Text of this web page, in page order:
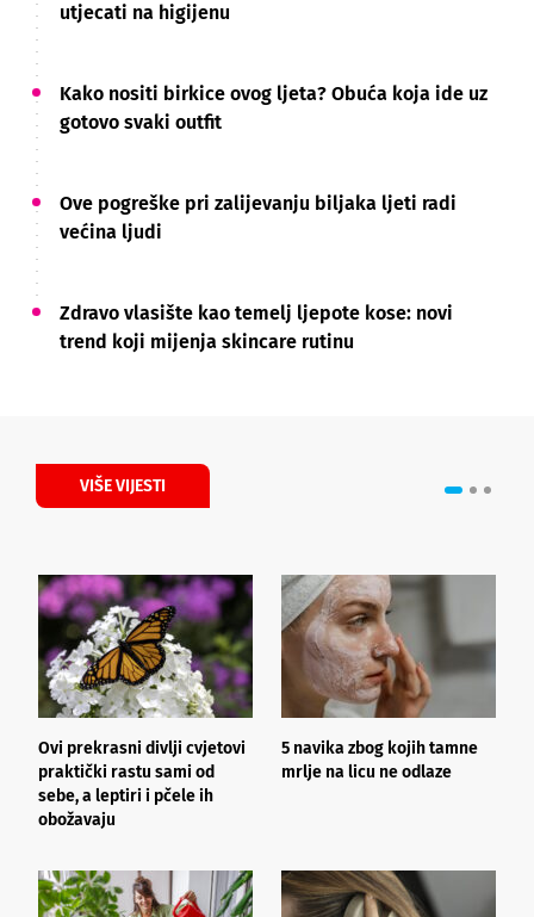
utjecati na higijenu
Kako nositi birkice ovog ljeta? Obuća koja ide uz
gotovo svaki outfit
Ove pogreške pri zalijevanju biljaka ljeti radi
većina ljudi
Zdravo vlasište kao temelj ljepote kose: novi
trend koji mijenja skincare rutinu
VIŠE VIJESTI
Ovi prekrasni divlji cvjetovi
praktički rastu sami od
sebe, a leptiri i pčele ih
obožavaju
5 navika zbog kojih tamne
mrlje na licu ne odlaze